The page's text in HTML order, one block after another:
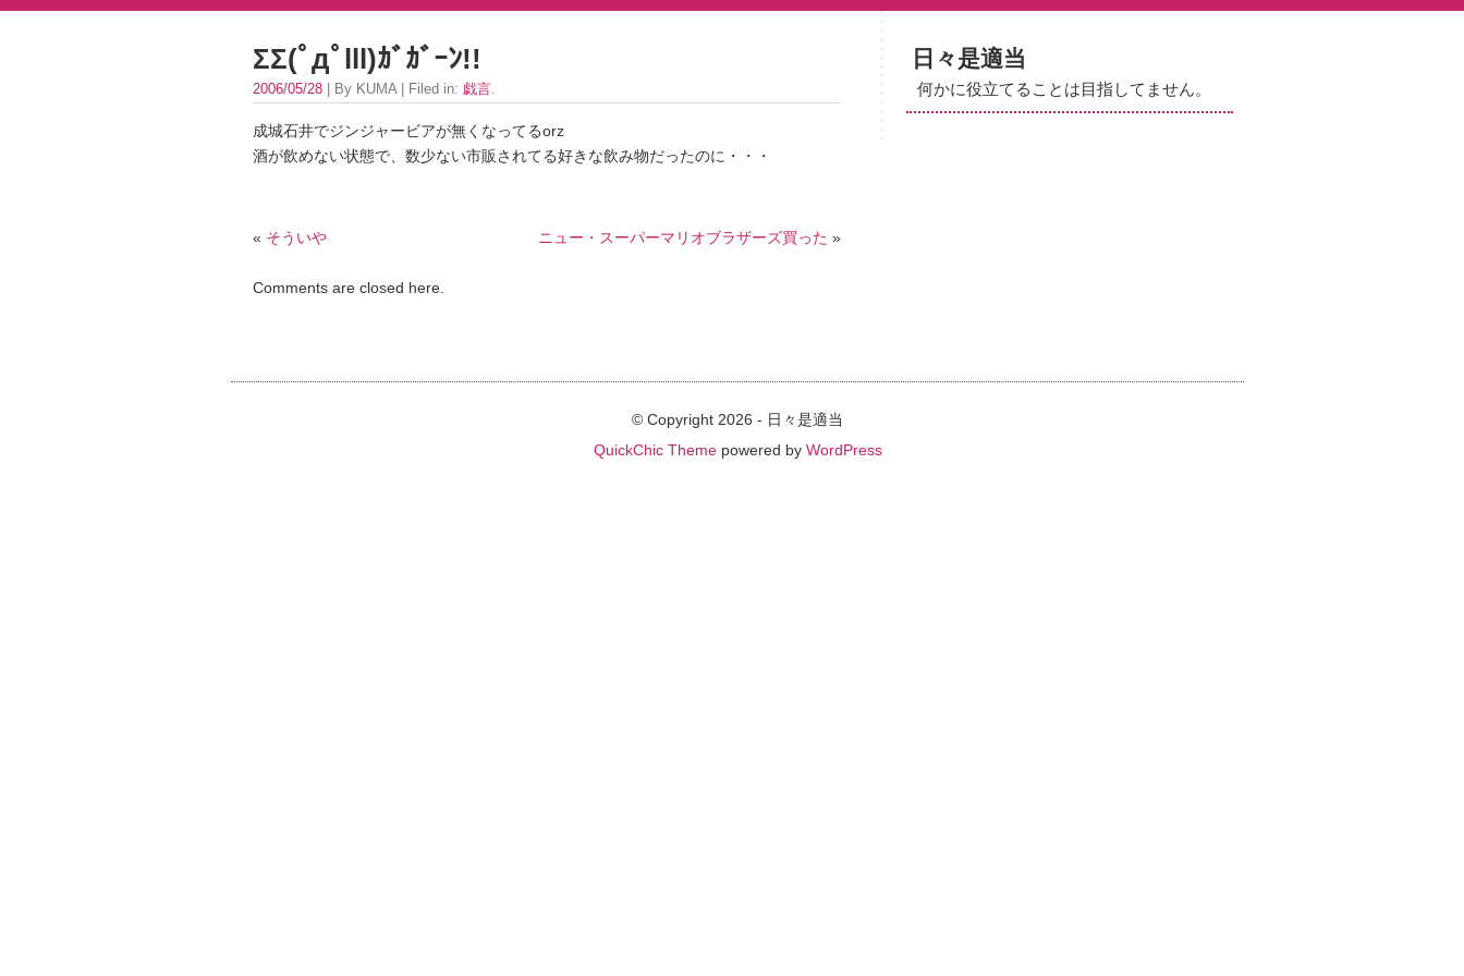
ΣΣ(ﾟдﾟlll)ｶﾞｶﾞｰﾝ!!
2006/05/28 | By KUMA | Filed in: 戯言.
成城石井でジンジャービアが無くなってるorz
酒が飲めない状態で、数少ない市販されてる好きな飲み物だったのに・・・
« そういや ニュー・スーパーマリオブラザーズ買った »
Comments are closed here.
日々是適当
何かに役立てることは目指してません。
© Copyright 2026 - 日々是適当
QuickChic Themepowered by WordPress